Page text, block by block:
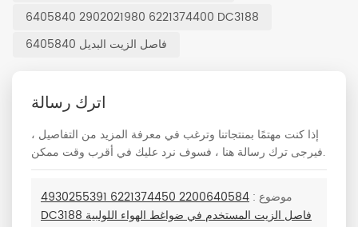
6405840 2902021980 6221374400 DC3188
فاصل الزيت البديل 6405840
اترك رسالة
إذا كنت مهتمًا بمنتجاتنا وترغب في معرفة المزيد من التفاصيل ،
فيرجى ترك رسالة هنا ، فسوف نرد عليك في أقرب وقت ممكن.
موضوع :
2200640584 6221374450 4930255391
DC3188 فاصل الزيت المستخدم في ضواغط الهواء اللولبية